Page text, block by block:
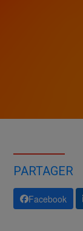
PARTAGER
Facebook